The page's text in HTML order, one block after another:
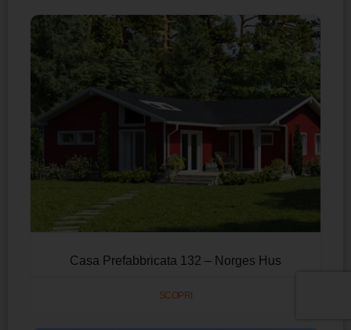
Casa Prefabbricata 132 – Norges Hus
SCOPRI